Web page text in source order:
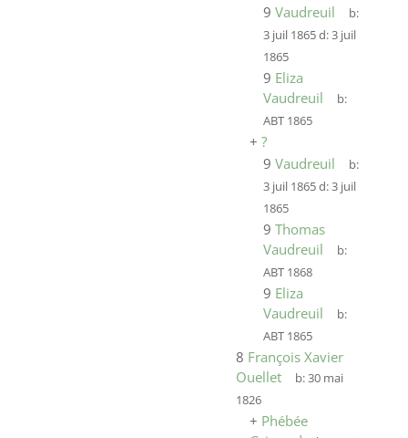
9 Vaudreuil
b:
3 juil 1865d:3 juil
1865
9 Eliza
Vaudreuil
b:
ABT 1865
+ ?
9 Vaudreuil
b:
3 juil 1865d:3 juil
1865
9 Thomas
Vaudreuil
b:
ABT 1868
9 Eliza
Vaudreuil
b:
ABT 1865
8 François Xavier
Ouellet
b:30 mai
1826
+ Phébée